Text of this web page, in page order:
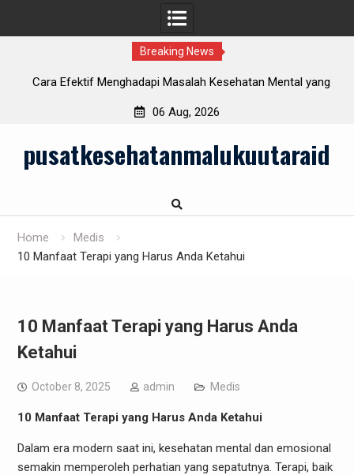
Breaking News
Cara Efektif Menghadapi Masalah Kesehatan Mental yang
06 Aug, 2026
contentpusatkesehatanmalukuutaraid
Home
Medis
10 Manfaat Terapi yang Harus Anda Ketahui
10 Manfaat Terapi yang Harus Anda
Ketahui
October 8, 2025 admin Medis
10 Manfaat Terapi yang Harus Anda Ketahui
Dalam era modern saat ini, kesehatan mental dan emosional
semakin memperoleh perhatian yang sepatutnya. Terapi, baik